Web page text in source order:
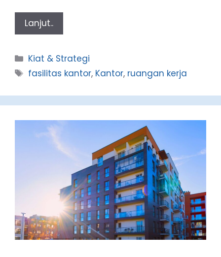
Lanjut..
Categories
Kiat & Strategi
Tags
fasilitas kantor, Kantor, ruangan kerja